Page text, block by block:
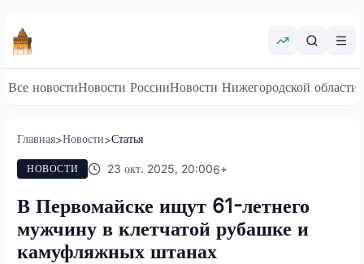
Все новостиНовости РоссииНовости Нижегородской области
Главная>Новости>Статья
НОВОСТИ 23 окт. 2025, 20:006+
В Первомайске ищут 61-летнего
мужчину в клетчатой рубашке и
камуфляжных штанах